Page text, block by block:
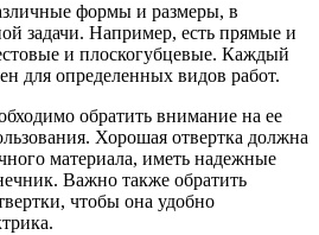
формы и размеры, в
задачи. Например, есть прямые и
и плоскогубцевые. Каждый
для определенных видов работ.
обратить внимание на ее
Хорошая отвертка должна
материала, иметь надежные
Важно также обратить
чтобы она удобно